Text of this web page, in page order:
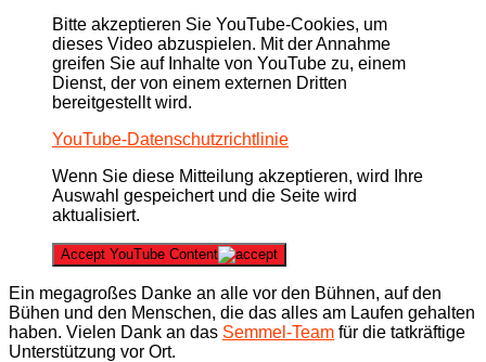
Bitte akzeptieren Sie YouTube-Cookies, um
dieses Video abzuspielen. Mit der Annahme
greifen Sie auf Inhalte von YouTube zu, einem
Dienst, der von einem externen Dritten
bereitgestellt wird.
YouTube-Datenschutzrichtlinie
Wenn Sie diese Mitteilung akzeptieren, wird Ihre
Auswahl gespeichert und die Seite wird
aktualisiert.
Accept YouTube Content
Ein megagroßes Danke an alle vor den Bühnen, auf den
Bühen und den Menschen, die das alles am Laufen gehalten
haben. Vielen Dank an das Semmel-Team für die tatkräftige
Unterstützung vor Ort.